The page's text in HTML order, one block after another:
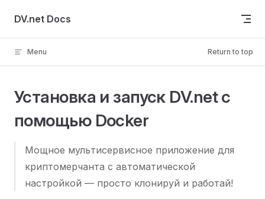
Skip to content
DV.net Docs
Menu Return to top
Установка и запуск DV.net с
помощью Docker
Мощное мультисервисное приложение для
криптомерчанта с автоматической
настройкой — просто клонируй и работай!